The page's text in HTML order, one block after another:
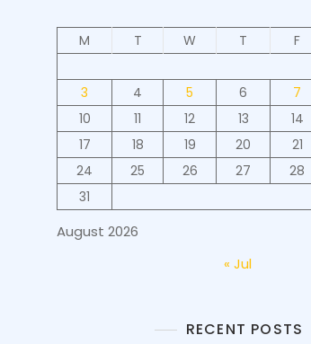
August 2026
M T W T F
3
4 5 6 7
10
11 12 13 14
17
18 19 20 21
24
25 26 27 28
31
« Jul
RECENT POSTS